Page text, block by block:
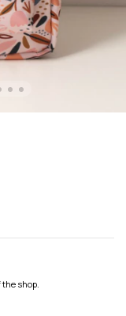
the shop.